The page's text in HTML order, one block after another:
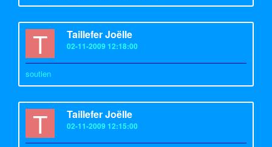
T Taillefer Joëlle
02-11-2009 12:18:00
soutien
T Taillefer Joëlle
02-11-2009 12:15:00